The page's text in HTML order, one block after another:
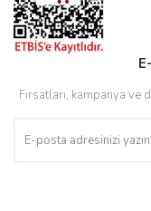
Fırsatları, kampanya